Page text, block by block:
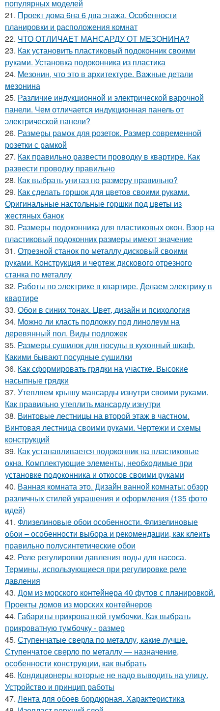
популярных моделей
21. Проект дома 6на 6 два этажа. Особенности
планировки и расположения комнат
22. ЧТО ОТЛИЧАЕТ МАНСАРДУ ОТ МЕЗОНИНА?
23. Как установить пластиковый подоконник своими
руками. Установка подоконника из пластика
24. Мезонин, что это в архитектуре. Важные детали
мезонина
25. Различие индукционной и электрической варочной
панели. Чем отличается индукционная панель от
электрической панели?
26. Размеры рамок для розеток. Размер современной
розетки с рамкой
27. Как правильно развести проводку в квартире. Как
развести проводку правильно
28. Как выбрать унитаз по размеру правильно?
29. Как сделать горшок для цветов своими руками.
Оригинальные настольные горшки под цветы из
жестяных банок
30. Размеры подоконника для пластиковых окон. Взор на
пластиковый подоконник размеры имеют значение
31. Отрезной станок по металлу дисковый своими
руками. Конструкция и чертеж дискового отрезного
станка по металлу
32. Работы по электрике в квартире. Делаем электрику в
квартире
33. Обои в синих тонах. Цвет, дизайн и психология
34. Можно ли класть подложку под линолеум на
деревянный пол. Виды подложек
35. Размеры сушилок для посуды в кухонный шкаф.
Какими бывают посудные сушилки
36. Как сформировать грядки на участке. Высокие
насыпные грядки
37. Утепляем крышу мансарды изнутри своими руками.
Как правильно утеплить мансарду изнутри
38. Винтовые лестницы на второй этаж в частном.
Винтовая лестница своими руками. Чертежи и схемы
конструкций
39. Как устанавливается подоконник на пластиковые
окна. Комплектующие элементы, необходимые при
установке подоконника и откосов своими руками
40. Ванная комната это. Дизайн ванной комнаты: обзор
различных стилей украшения и оформления (135 фото
идей)
41. Флизелиновые обои особенности. Флизелиновые
обои – особенности выбора и рекомендации, как клеить
правильно полусинтетические обои
42. Реле регулировки давления воды для насоса.
Термины, использующиеся при регулировке реле
давления
43. Дом из морского контейнера 40 футов с планировкой.
Проекты домов из морских контейнеров
44. Габариты прикроватной тумбочки. Как выбрать
прикроватную тумбочку - размер
45. Ступенчатые сверла по металлу, какие лучше.
Ступенчатое сверло по металлу — назначение,
особенности конструкции, как выбрать
46. Кондиционеры которые не надо выводить на улицу.
Устройство и принцип работы
47. Лента для обоев бордюрная. Характеристика